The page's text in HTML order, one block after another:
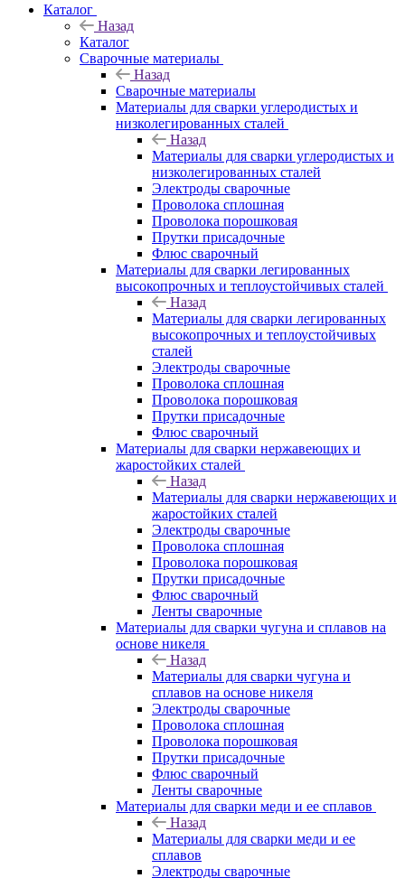
Каталог
Назад
Каталог
Сварочные материалы
Назад
Сварочные материалы
Материалы для сварки углеродистых и
низколегированных сталей
Назад
Материалы для сварки углеродистых и
низколегированных сталей
Электроды сварочные
Проволока сплошная
Проволока порошковая
Прутки присадочные
Флюс сварочный
Материалы для сварки легированных
высокопрочных и теплоустойчивых сталей
Назад
Материалы для сварки легированных
высокопрочных и теплоустойчивых
сталей
Электроды сварочные
Проволока сплошная
Проволока порошковая
Прутки присадочные
Флюс сварочный
Материалы для сварки нержавеющих и
жаростойких сталей
Назад
Материалы для сварки нержавеющих и
жаростойких сталей
Электроды сварочные
Проволока сплошная
Проволока порошковая
Прутки присадочные
Флюс сварочный
Ленты сварочные
Материалы для сварки чугуна и сплавов на
основе никеля
Назад
Материалы для сварки чугуна и
сплавов на основе никеля
Электроды сварочные
Проволока сплошная
Проволока порошковая
Прутки присадочные
Флюс сварочный
Ленты сварочные
Материалы для сварки меди и ее сплавов
Назад
Материалы для сварки меди и ее
сплавов
Электроды сварочные